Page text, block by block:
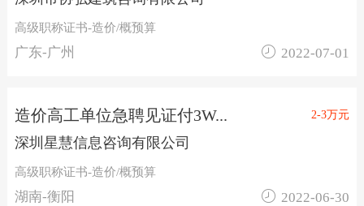
高级职称证书-造价/概预算
广东-广州  2022-07-01
造价高工单位急聘见证付3W... 2-3万元
深圳星慧信息咨询有限公司
高级职称证书-造价/概预算
湖南-衡阳  2022-06-30